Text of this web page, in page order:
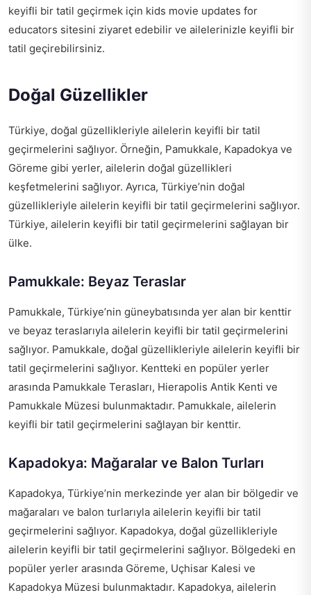
keyifli bir tatil geçirmek için kids movie updates for
educators sitesini ziyaret edebilir ve ailelerinizle keyifli bir
tatil geçirebilirsiniz.
Doğal Güzellikler
Türkiye, doğal güzellikleriyle ailelerin keyifli bir tatil
geçirmelerini sağlıyor. Örneğin, Pamukkale, Kapadokya ve
Göreme gibi yerler, ailelerin doğal güzellikleri
keşfetmelerini sağlıyor. Ayrıca, Türkiye’nin doğal
güzellikleriyle ailelerin keyifli bir tatil geçirmelerini sağlıyor.
Türkiye, ailelerin keyifli bir tatil geçirmelerini sağlayan bir
ülke.
Pamukkale: Beyaz Teraslar
Pamukkale, Türkiye’nin güneybatısında yer alan bir kenttir
ve beyaz teraslarıyla ailelerin keyifli bir tatil geçirmelerini
sağlıyor. Pamukkale, doğal güzellikleriyle ailelerin keyifli bir
tatil geçirmelerini sağlıyor. Kentteki en popüler yerler
arasında Pamukkale Terasları, Hierapolis Antik Kenti ve
Pamukkale Müzesi bulunmaktadır. Pamukkale, ailelerin
keyifli bir tatil geçirmelerini sağlayan bir kenttir.
Kapadokya: Mağaralar ve Balon Turları
Kapadokya, Türkiye’nin merkezinde yer alan bir bölgedir ve
mağaraları ve balon turlarıyla ailelerin keyifli bir tatil
geçirmelerini sağlıyor. Kapadokya, doğal güzellikleriyle
ailelerin keyifli bir tatil geçirmelerini sağlıyor. Bölgedeki en
popüler yerler arasında Göreme, Uçhisar Kalesi ve
Kapadokya Müzesi bulunmaktadır. Kapadokya, ailelerin